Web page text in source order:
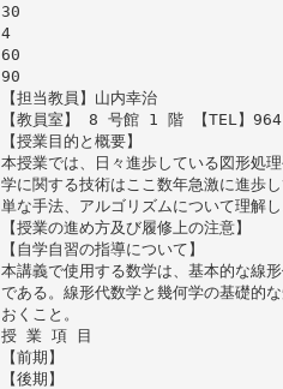
30
4
60
90
【担当教員】山内幸治
【教員室】 8 号館 1 階 【TEL】
【授業目的と概要】
本授業では、日々進歩している図形処
学に関する技術はここ数年急激に進歩
単な手法、アルゴリズムについて理解
【授業の進め方及び履修上の注意】
【自学自習の指導について】
本講義で使用する数学は、基本的な線
である。線形代数学と幾何学の基礎的
おくこと。
授 業 項 目
【前期】
【後期】